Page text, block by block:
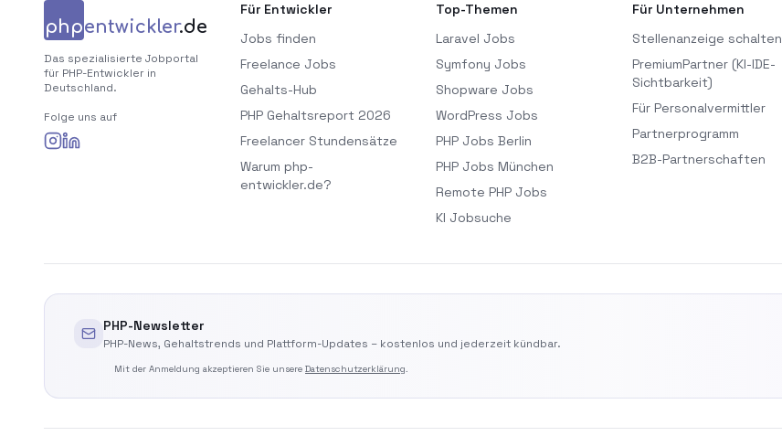
phpentwickler.de
Das spezialisierte Jobportal
für PHP-Entwickler in
Deutschland.
Folge uns auf
Für Entwickler
Jobs finden
Freelance Jobs
Gehalts-Hub
PHP Gehaltsreport 2026
Freelancer Stundensätze
Warum php-
entwickler.de?
Top-Themen
Laravel Jobs
Symfony Jobs
Shopware Jobs
WordPress Jobs
PHP Jobs Berlin
PHP Jobs München
Remote PHP Jobs
KI Jobsuche
Für Unternehmen
Stellenanzeige schalten
PremiumPartner (KI-IDE-
Sichtbarkeit)
Für Personalvermittler
Partnerprogramm
B2B-Partnerschaften
PHP-Newsletter
PHP-News, Gehaltstrends und Plattform-Updates – kostenlos und jederzeit kündbar.
Mit der Anmeldung akzeptieren Sie unsere Datenschutzerklärung.